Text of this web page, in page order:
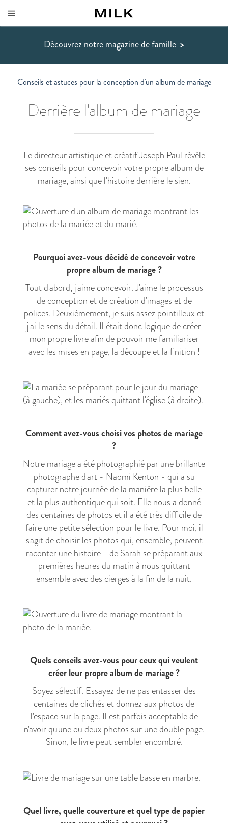
Découvrez notre magazine de famille >
Conseils et astuces pour la conception d'un album de mariage
Derrière l'album de mariage
Le directeur artistique et créatif Joseph Paul révèle
ses conseils pour concevoir votre propre album de
mariage, ainsi que l'histoire derrière le sien.
Pourquoi avez-vous décidé de concevoir votre
propre album de mariage ?
Tout d'abord, j'aime concevoir. J'aime le processus
de conception et de création d'images et de
polices. Deuxièmement, je suis assez pointilleux et
j'ai le sens du détail. Il était donc logique de créer
mon propre livre afin de pouvoir me familiariser
avec les mises en page, la découpe et la finition !
Comment avez-vous choisi vos photos de mariage
?
Notre mariage a été photographié par une brillante
photographe d'art - Naomi Kenton - qui a su
capturer notre journée de la manière la plus belle
et la plus authentique qui soit. Elle nous a donné
des centaines de photos et il a été très difficile de
faire une petite sélection pour le livre. Pour moi, il
s'agit de choisir les photos qui, ensemble, peuvent
raconter une histoire - de Sarah se préparant aux
premières heures du matin à nous quittant
ensemble avec des cierges à la fin de la nuit.
Quels conseils avez-vous pour ceux qui veulent
créer leur propre album de mariage ?
Soyez sélectif. Essayez de ne pas entasser des
centaines de clichés et donnez aux photos de
l'espace sur la page. Il est parfois acceptable de
n'avoir qu'une ou deux photos sur une double page.
Sinon, le livre peut sembler encombré.
Quel livre, quelle couverture et quel type de papier